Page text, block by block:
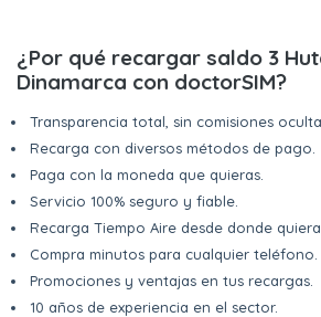
¿Por qué recargar saldo 3
Dinamarca con doctorSIM?
Transparencia total, sin comisiones
Recarga con diversos métodos de pago.
Paga con la moneda que quieras.
Servicio 100% seguro y fiable.
Recarga Tiempo Aire desde donde
Compra minutos para cualquier teléfono.
Promociones y ventajas en tus recargas.
10 años de experiencia en el sector.